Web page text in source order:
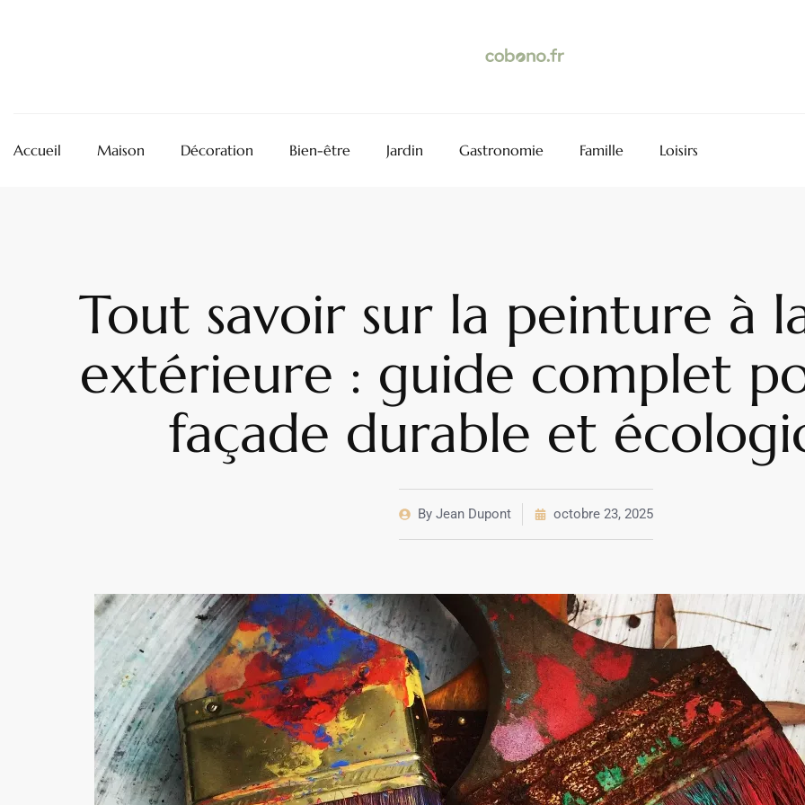
Accueil Maison Décoration Bien-être Jardin Gastronomie Famille Loisirs
Tout savoir sur la peinture à
extérieure : guide complet
façade durable et
ByJean Dupont octobre 23, 2025